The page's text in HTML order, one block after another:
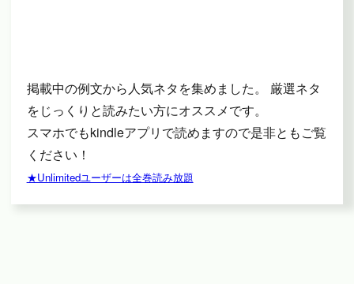
掲載中の例文から人気ネタを集めました。 厳選ネタ
をじっくりと読みたい方にオススメです。
スマホでもkindleアプリで読めますので是非ともご覧
ください！
★Unlimitedユーザーは全巻読み放題